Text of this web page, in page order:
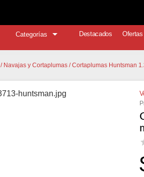
Categorías Destacados Ofertas
/ Navajas y Cortaplumas / Cortaplumas Huntsman
🚚 ¡Envío